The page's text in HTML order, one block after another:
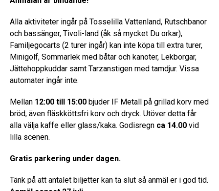
Alla aktiviteter ingår på Tosselilla Vattenland, Rutschbanor
och bassänger, Tivoli-land (åk så mycket Du orkar),
Familjegocarts (2 turer ingår) kan inte köpa till extra turer,
Minigolf, Sommarlek med båtar och kanoter, Lekborgar,
Jättehoppkuddar samt Tarzanstigen med tamdjur. Vissa
automater ingår inte.
Mellan 12:00 till 15:00 bjuder IF Metall på grillad korv med
bröd, även fläskköttsfri korv och dryck. Utöver detta får
alla välja kaffe eller glass/kaka. Godisregn ca 14.00 vid
lilla scenen.
Gratis parkering under dagen.
Tänk på att antalet biljetter kan ta slut så anmäl er i god tid.